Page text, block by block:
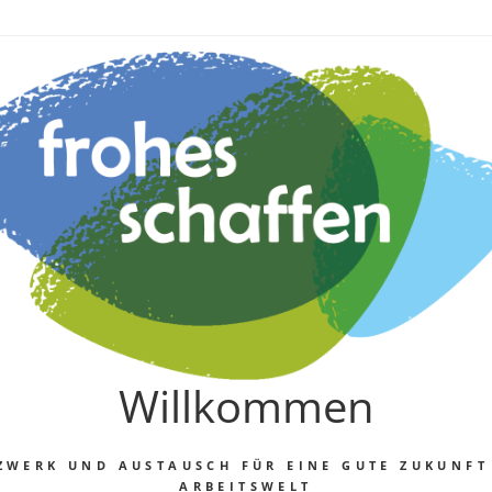
Willkommen
UND AUSTAUSCH FÜR EINE GUTE ZUKUNFT
ARBEITSWELT